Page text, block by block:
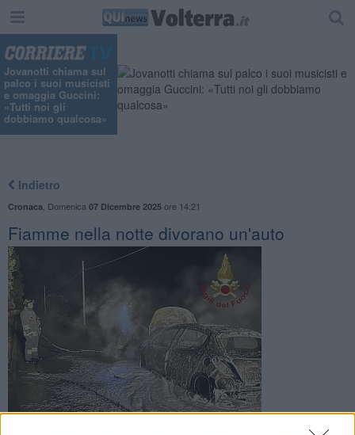
Jovanotti chiama sul
palco i suoi musicisti
e omaggia Guccini:
«Tutti noi gli
dobbiamo qualcosa»
Indietro
Cronaca Domenica 07 Dicembre 2025ore 14:21
Fiamme nella notte divorano un'auto